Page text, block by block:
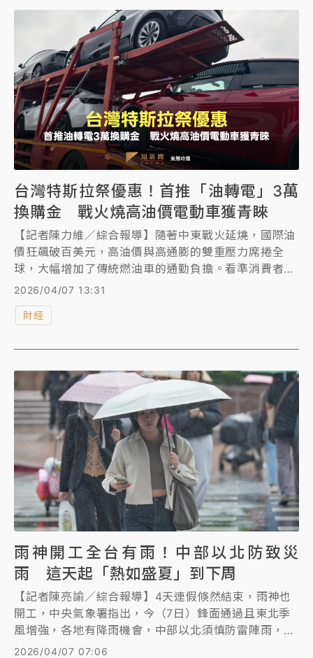
「自有品牌」背後的利潤真相與藥物差異，提醒消費者
別輕易被話術牽著鼻子走。
台灣特斯拉祭優惠！首推「油轉電」3萬
換購金 戰火燒高油價電動車獲青睞
【記者陳力維／綜合報導】隨著中東戰火延燒，國際油
價狂飆破百美元，高油價與高通膨的雙重壓力席捲全
球，大幅增加了傳統燃油車的通勤負擔。看準消費者對
抗通膨的需求與電動車詢問度激增，台灣特斯拉
（Tesla）於第二季首度祭出「油轉電換購補貼」方
案，提供不限品牌換購加碼3萬元的優惠。在全球油價
三分之一的絕對經濟優勢，正重新獲得全球消費者的關
愛眼神，更助攻特斯拉在台灣創下亮眼銷售佳績。
2026/04/07 13:31
財經
雨神開工全台有雨！中部以北防致災
雨 這天起「熱如盛夏」到下周
【記者陳亮諭／綜合報導】4天連假倏然結束，雨神也
開工，中央氣象署指出，今（7日）鋒面通過且東北季
風增強，各地有降雨機會，中部以北須慎防雷陣雨，北
部更有局部大雨機率。明（8日）起東北季風減弱、水
2026/04/07 07:06